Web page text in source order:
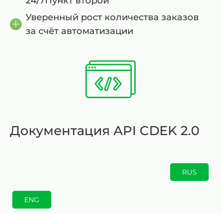
Уверенный рост количества заказов
за счёт автоматизации
Документация API CDEK 2.0
RUS
ENG